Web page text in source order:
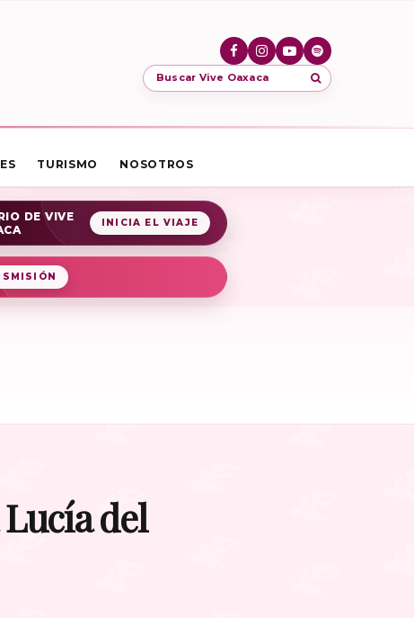
Buscar Vive Oaxaca
TURISMO NOSOTROS
DE VIVE
INICIA EL VIAJE
del